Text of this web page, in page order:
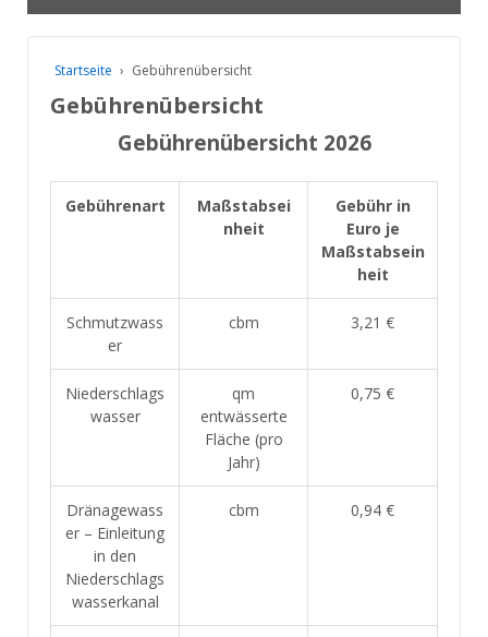
Startseite › Gebührenübersicht
Gebührenübersicht
Gebührenübersicht 2026
Gebührenart
Maßstabsei
nheit
Gebühr in
Euro je
Maßstabsein
heit
Schmutzwass
er
cbm 3,21 €
Niederschlags
wasser
qm
entwässerte
Fläche (pro
Jahr)
0,75 €
Dränagewass
er – Einleitung
in den
Niederschlags
wasserkanal
cbm 0,94 €